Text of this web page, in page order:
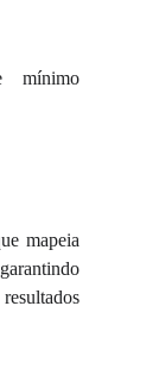
mínimo
mapeia